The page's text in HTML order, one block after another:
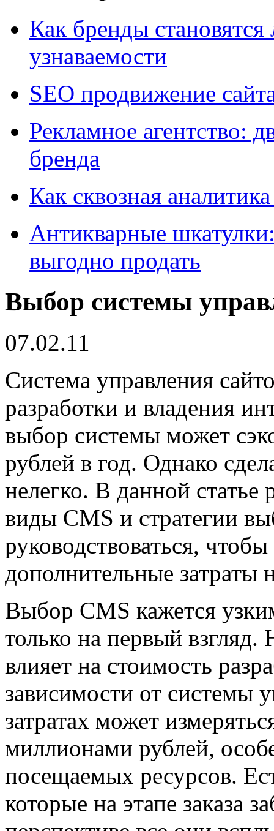
Как бренды
узнаваемости
SEO продвижение
Рекламное агентство:
бренда
Как сквозная
Антикварные
выгодно продать
Выбор системы
07.02.11
Система управления
разработки и владения
выбор системы может
рублей в год. Однако
нелегко. В данной статье
виды CMS и стратегии
руководствоваться,
дополнительные затраты
Выбор CMS кажется
только на первый взгляд.
влияет на стоимость
зависимости от системы
затратах может
миллионами рублей,
посещаемых ресурсов.
которые на этапе заказа